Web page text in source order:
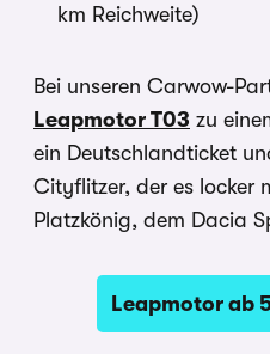
km Reichweite)
Bei unseren Carwow-
Leapmotor T03 zu
ein Deutschlandticket
Cityflitzer, der es locker
Platzkönig, dem Dacia
Leapmotor ab